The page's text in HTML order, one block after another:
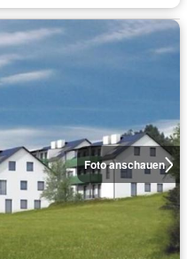
Foto anschauen